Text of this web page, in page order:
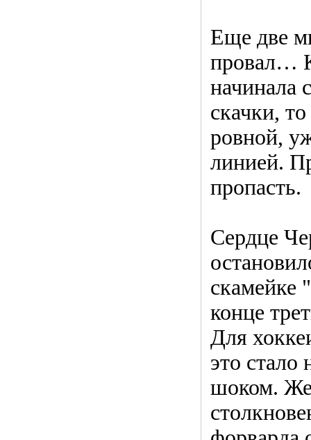
Еще две
провал…
начинала
скачки,
ровной,
линией.
пропасть.
Сердце
скамейке
конце
Для
это стало
шоком.